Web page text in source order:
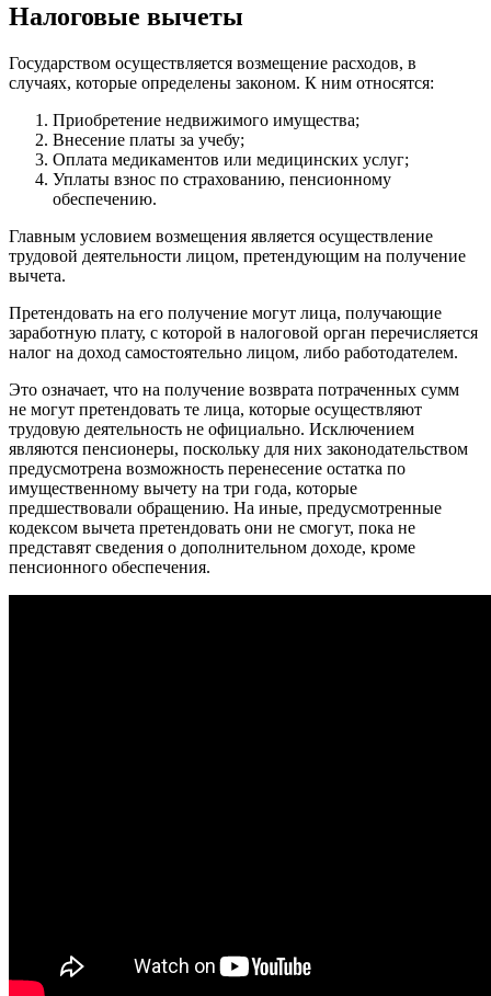
Налоговые вычеты
Государством осуществляется возмещение расходов, в
случаях, которые определены законом. К ним относятся:
Приобретение недвижимого имущества;
Внесение платы за учебу;
Оплата медикаментов или медицинских услуг;
Уплаты взнос по страхованию, пенсионному
обеспечению.
Главным условием возмещения является осуществление
трудовой деятельности лицом, претендующим на получение
вычета.
Претендовать на его получение могут лица, получающие
заработную плату, с которой в налоговой орган перечисляется
налог на доход самостоятельно лицом, либо работодателем.
Это означает, что на получение возврата потраченных сумм
не могут претендовать те лица, которые осуществляют
трудовую деятельность не официально. Исключением
являются пенсионеры, поскольку для них законодательством
предусмотрена возможность перенесение остатка по
имущественному вычету на три года, которые
предшествовали обращению. На иные, предусмотренные
кодексом вычета претендовать они не смогут, пока не
представят сведения о дополнительном доходе, кроме
пенсионного обеспечения.